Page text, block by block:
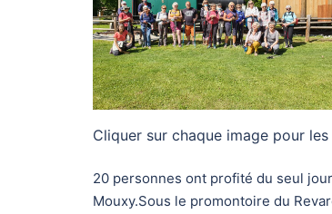
Cliquer sur chaque image pour
20 personnes ont profité du seul
Mouxy.Sous le promontoire du